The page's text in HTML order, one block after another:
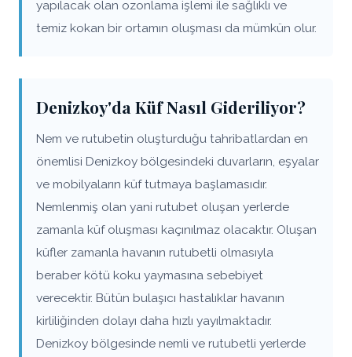
yapılacak olan ozonlama işlemi ile sağlıklı ve
temiz kokan bir ortamın oluşması da mümkün olur.
Denizkoy'da Küf Nasıl Gideriliyor?
Nem ve rutubetin oluşturduğu tahribatlardan en
önemlisi Denizkoy bölgesindeki duvarların, eşyalar
ve mobilyaların küf tutmaya başlamasıdır.
Nemlenmiş olan yani rutubet oluşan yerlerde
zamanla küf oluşması kaçınılmaz olacaktır. Oluşan
küfler zamanla havanın rutubetli olmasıyla
beraber kötü koku yaymasına sebebiyet
verecektir. Bütün bulaşıcı hastalıklar havanın
kirliliğinden dolayı daha hızlı yayılmaktadır.
Denizkoy bölgesinde nemli ve rutubetli yerlerde